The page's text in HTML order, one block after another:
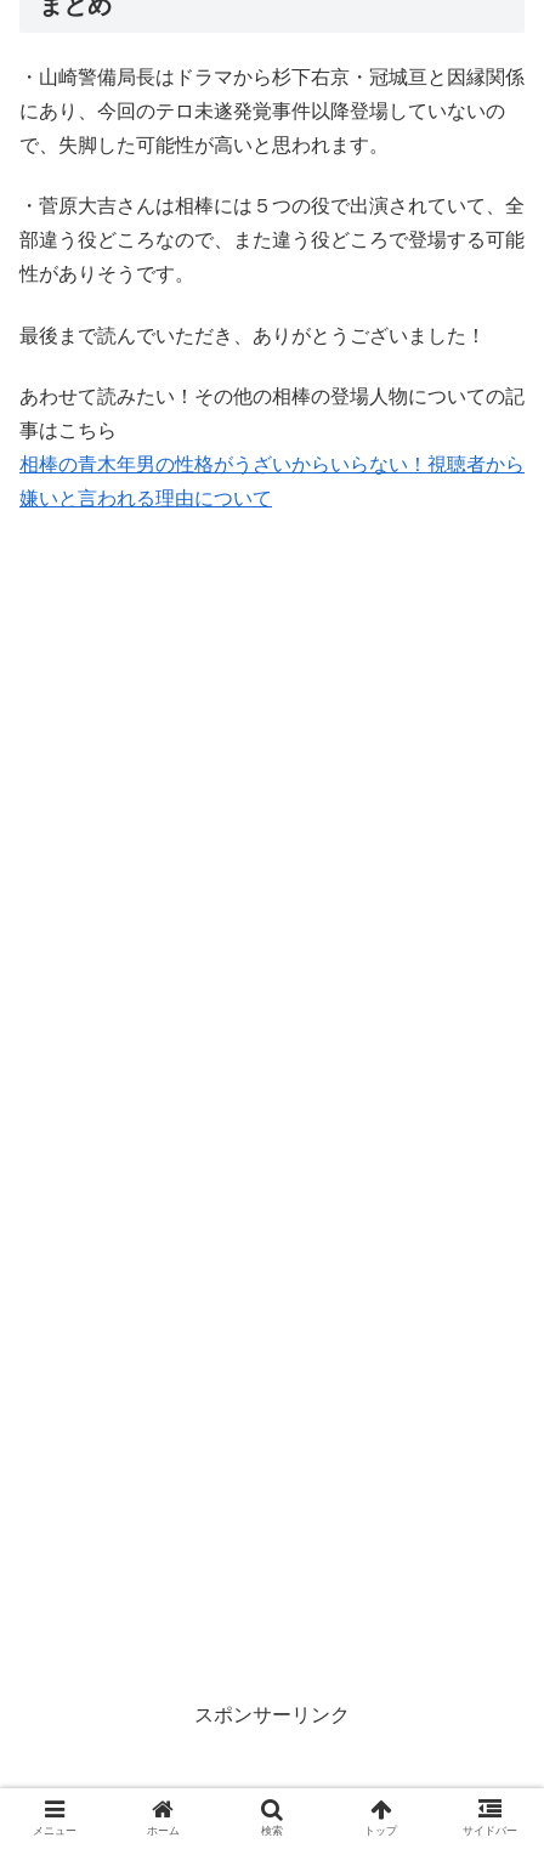
・山崎警備局長はドラマから杉下右京・冠城亘と因縁関係
にあり、今回のテロ未遂発覚事件以降登場していないの
で、失脚した可能性が高いと思われます。
・菅原大吉さんは相棒には５つの役で出演されていて、全
部違う役どころなので、また違う役どころで登場する可能
性がありそうです。
最後まで読んでいただき、ありがとうございました！
あわせて読みたい！その他の相棒の登場人物についての記
事はこちら
相棒の青木年男の性格がうざいからいらない！視聴者から
嫌いと言われる理由について
スポンサーリンク
メニュー ホーム 検索 トップ サイドバー